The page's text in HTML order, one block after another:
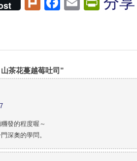
茶花蔓越莓吐司”
發的程度喔～
深奧的學問。